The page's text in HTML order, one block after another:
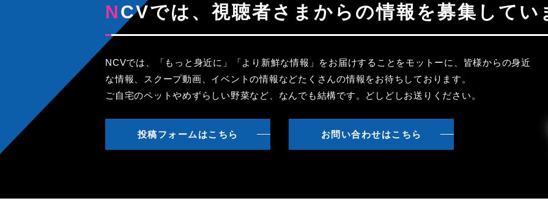
NCVでは、視聴者さまからの情報を募集してい
NCVでは、「もっと身近に」「より新鮮な情報」をお届けすることをモットーに、皆様からの身近
な情報、スクープ動画、イベントの情報などたくさんの情報をお待ちしております。
ご自宅のペットやめずらしい野菜など、なんでも結構です。どしどしお送りください。
投稿フォームはこちら お問い合わせはこちら